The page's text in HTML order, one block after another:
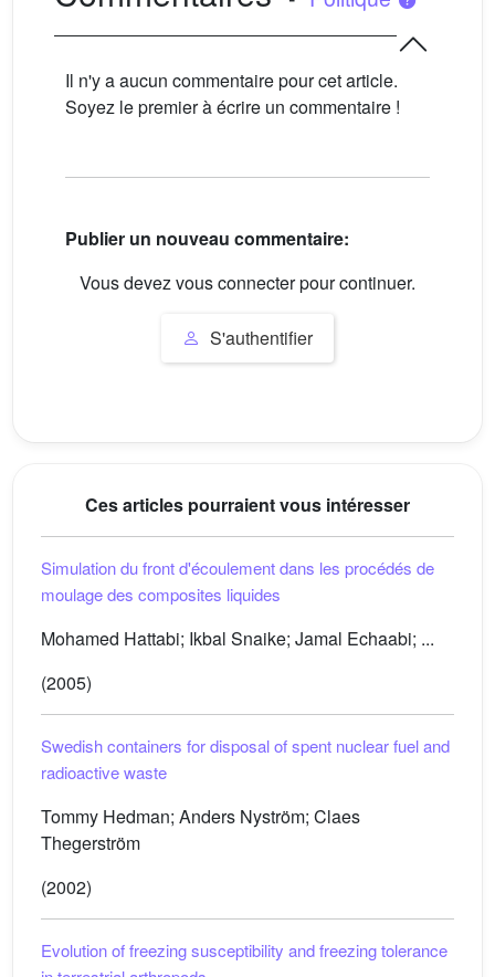
Il n'y a aucun commentaire pour cet article.
Soyez le premier à écrire un commentaire !
Publier un nouveau commentaire:
Vous devez vous connecter pour continuer.
S'authentifier
Ces articles pourraient vous intéresser
Simulation du front d'écoulement dans les procédés de
moulage des composites liquides
Mohamed Hattabi; Ikbal Snaike; Jamal Echaabi; ...
(2005)
Swedish containers for disposal of spent nuclear fuel and
radioactive waste
Tommy Hedman; Anders Nyström; Claes
Thegerström
(2002)
Evolution of freezing susceptibility and freezing tolerance